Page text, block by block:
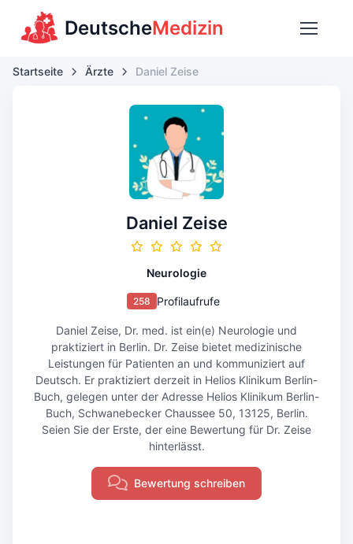
DeutscheMedizin
Startseite Ärzte Daniel Zeise
Daniel Zeise
Neurologie
258 Profilaufrufe
Daniel Zeise, Dr. med. ist ein(e) Neurologie und
praktiziert in Berlin. Dr. Zeise bietet medizinische
Leistungen für Patienten an und kommuniziert auf
Deutsch. Er praktiziert derzeit in Helios Klinikum Berlin-
Buch, gelegen unter der Adresse Helios Klinikum Berlin-
Buch, Schwanebecker Chaussee 50, 13125, Berlin.
Seien Sie der Erste, der eine Bewertung für Dr. Zeise
hinterlässt.
Bewertung schreiben